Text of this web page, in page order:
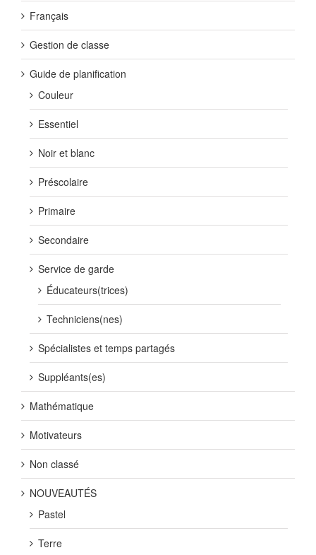
Français
Gestion de classe
Guide de planification
Couleur
Essentiel
Noir et blanc
Préscolaire
Primaire
Secondaire
Service de garde
Éducateurs(trices)
Techniciens(nes)
Spécialistes et temps partagés
Suppléants(es)
Mathématique
Motivateurs
Non classé
NOUVEAUTÉS
Pastel
Terre